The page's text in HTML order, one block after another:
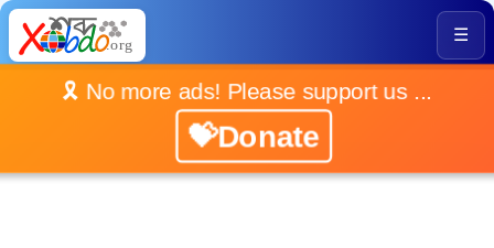
☰
🎗️ No more ads! Please support us ...
💝Donate